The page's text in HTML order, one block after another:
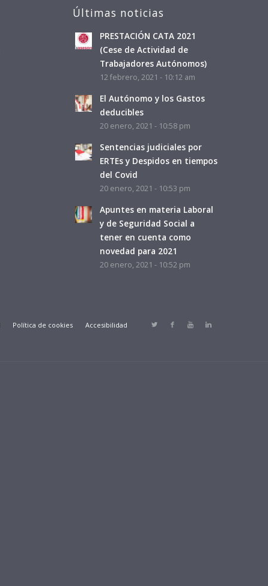
Últimas noticias
PRESTACIÓN CATA 2021
(Cese de Actividad de
Trabajadores Autónomos)
12 febrero, 2021 - 10:12 am
El Autónomo y los Gastos
deducibles
20 enero, 2021 - 10:58 pm
Sentencias judiciales por
ERTEs y Despidos en tiempos
del Covid
20 enero, 2021 - 10:53 pm
Apuntes en materia Laboral
y de Seguridad Social a
tener en cuenta como
novedad para 2021
20 enero, 2021 - 10:52 pm
Política de cookies Accesibilidad